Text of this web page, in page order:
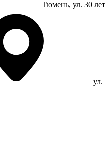
Тюмень, ул. 30 лет
ул.